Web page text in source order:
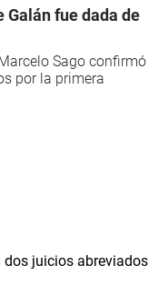
Galán fue dada de
Sago confirmó
por la primera